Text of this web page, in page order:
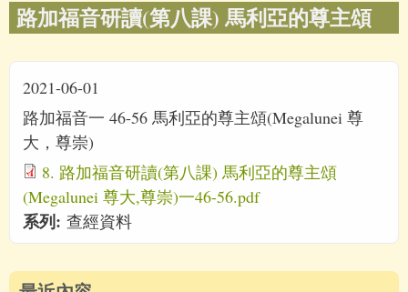
路加福音研讀(第八課) 馬利亞的尊主頌
2021-06-01
路加福音一 46-56 馬利亞的尊主頌(Megalunei 尊
大，尊崇)
8. 路加福音研讀(第八課) 馬利亞的尊主頌
(Megalunei 尊大,尊崇)一46-56.pdf
系列: 查經資料